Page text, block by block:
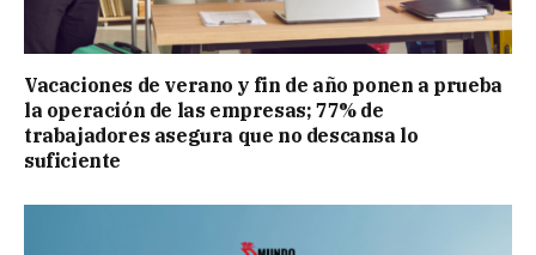
Vacaciones de verano y fin de año ponen a prueba
la operación de las empresas; 77% de
trabajadores asegura que no descansa lo
suficiente